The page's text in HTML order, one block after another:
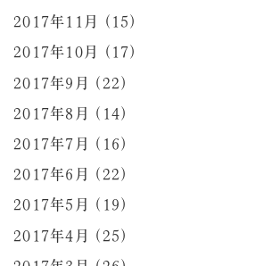
2017年11月 (15)
2017年10月 (17)
2017年9月 (22)
2017年8月 (14)
2017年7月 (16)
2017年6月 (22)
2017年5月 (19)
2017年4月 (25)